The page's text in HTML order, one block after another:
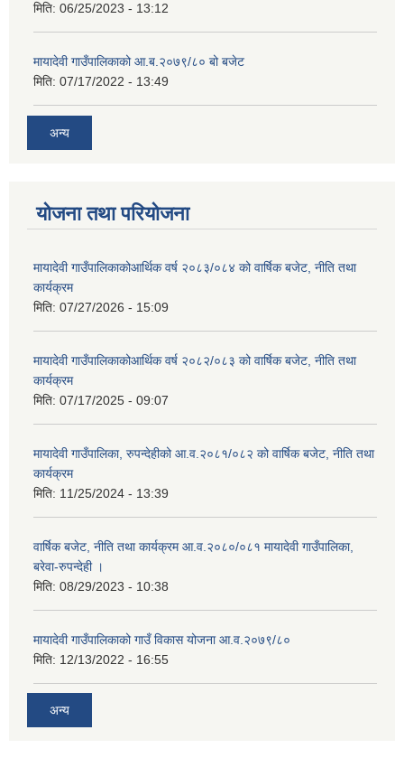
मिति: 06/25/2023 - 13:12
मायादेवी गाउँपालिकाको आ.ब.२०७९/८० बो बजेट
मिति: 07/17/2022 - 13:49
अन्य
योजना तथा परियोजना
मायादेवी गाउँपालिकाकोआर्थिक वर्ष २०८३/०८४ को वार्षिक बजेट, नीति तथा
कार्यक्रम
मिति: 07/27/2026 - 15:09
मायादेवी गाउँपालिकाकोआर्थिक वर्ष २०८२/०८३ को वार्षिक बजेट, नीति तथा
कार्यक्रम
मिति: 07/17/2025 - 09:07
मायादेवी गाउँपालिका, रुपन्देहीको आ.व.२०८१/०८२ को वार्षिक बजेट, नीति तथा
कार्यक्रम
मिति: 11/25/2024 - 13:39
वार्षिक बजेट, नीति तथा कार्यक्रम आ.व.२०८०/०८१ मायादेवी गाउँपालिका,
बरेवा-रुपन्देही ।
मिति: 08/29/2023 - 10:38
मायादेवी गाउँपालिकाको गाउँ विकास योजना आ.व.२०७९/८०
मिति: 12/13/2022 - 16:55
अन्य